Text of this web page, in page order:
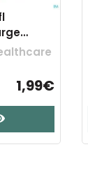
1,99€